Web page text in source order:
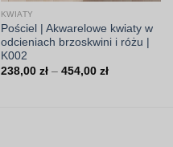
KWIATY
Pościel | Akwarelowe kwiaty w
odcieniach brzoskwini i różu |
K002
238,00 zł – 454,00 złZakres